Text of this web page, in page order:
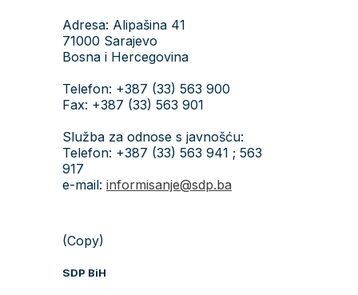
Adresa: Alipašina 41
71000 Sarajevo
Bosna i Hercegovina
Telefon: +387 (33) 563 900
Fax: +387 (33) 563 901
Služba za odnose s javnošću:
Telefon: +387 (33) 563 941 ; 563
917
e-mail: informisanje@sdp.ba
(Copy)
SDP BiH